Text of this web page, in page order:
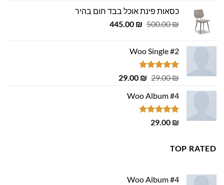
500.00 ₪.
449.00 ₪.
כסאות פינת אוכל בבד חום בהיר
500.00₪
המחיר
500.00 ₪.
445.00 ₪
המחיר
Woo Single #2
דורג4.75
29.00₪
המחיר
היה:
29.00 ₪.
29.00 ₪
המחיר
Woo Album #4
דורג5.00
29.00 ₪
TOP RATED
Woo Album #4